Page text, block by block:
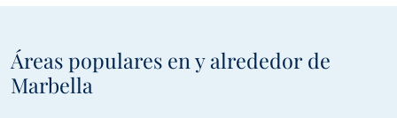
Áreas populares en y alrededor de
Marbella